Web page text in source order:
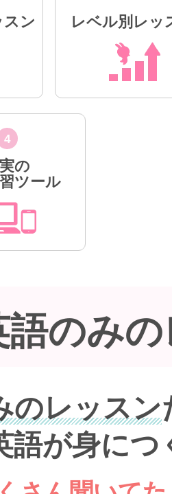
ン レベル別レッ
4
の
ツール
語のみ
のレッスン
語が身につ